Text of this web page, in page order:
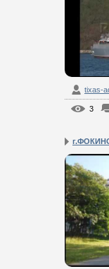
tixas-
3